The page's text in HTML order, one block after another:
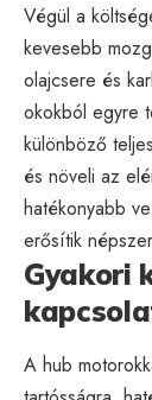
Végül a
kevesebb
olajcsere és
okokból egyre
különböző
és növeli az
hatékonyabb
erősítik
Gyakori
A hub